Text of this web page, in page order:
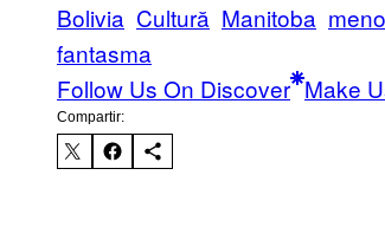
Bolivia Cultură Manitoba
fantasma
Follow Us On Discover Make
Compartir: